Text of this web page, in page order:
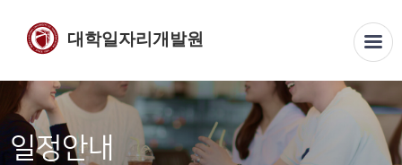
대학일자리개발원
일정안내